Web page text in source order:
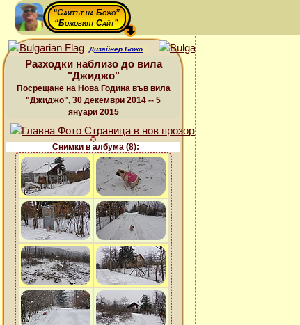
“Сайтът на Божо”
“Божовият Сайт”
Дизайнер Божо
Разходки наблизо до вила
"Джиджо"
Посрещане на Нова Година във вила
"Джиджо", 30 декември 2014 -- 5
януари 2015
Снимки в албума (8):